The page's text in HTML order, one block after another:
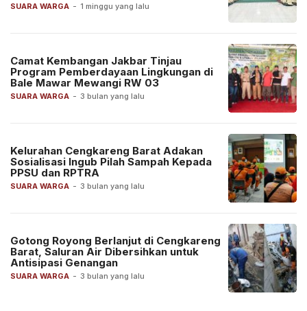
SUARA WARGA - 1 minggu yang lalu
SUARA WARGA - 3 bulan yang lalu
Camat Kembangan Jakbar Tinjau
Program Pemberdayaan Lingkungan di
Bale Mawar Mewangi RW 03
SUARA WARGA - 3 bulan yang lalu
Kelurahan Cengkareng Barat Adakan
Sosialisasi Ingub Pilah Sampah Kepada
PPSU dan RPTRA
SUARA WARGA - 3 bulan yang lalu
Gotong Royong Berlanjut di Cengkareng
Barat, Saluran Air Dibersihkan untuk
Antisipasi Genangan